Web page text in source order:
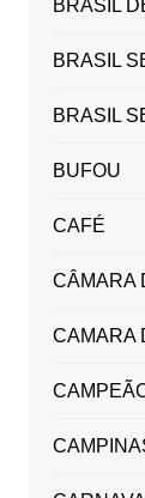
BRASIL
BRASIL
BRASIL
BUFOU
CAFÉ
CÂMARA
CAMARA